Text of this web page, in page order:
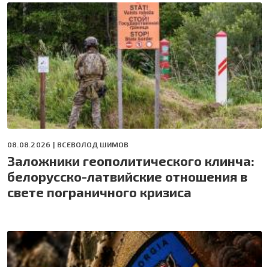
08.08.2026 | ВСЕВОЛОД ШИМОВ
Заложники геополитического клинча:
белорусско-латвийские отношения в
свете пограничного кризиса